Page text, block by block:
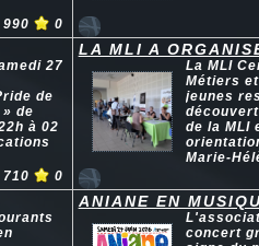
990 0
27
de
de
à 02
710
0
LA MLI A
La MLI
Métiers
jeunes
de la MLI
Marie-
ANIANE EN
concert